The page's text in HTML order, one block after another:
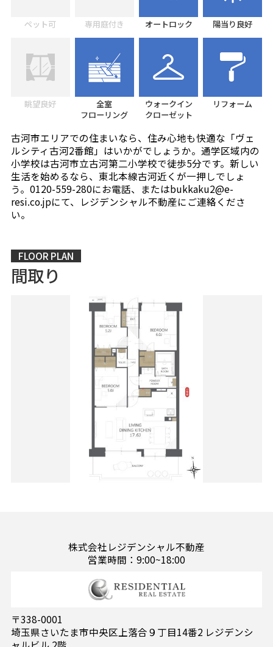
ペット可 専用庭付き オートロック 陽当り良好
眺望良好
全室
フローリング
ウォークイン
クローゼット
リフォーム
古河市エリアでの住まいなら、住み心地も快適な「ヴェ
ルシティ古河2番館」はいかがでしょうか。通学区域内の
小学校は古河市立古河第二小学校で徒歩5分です。新しい
生活を始めるなら、東北本線古河近くが一押しでしょ
う。0120-559-280にお電話、またはbukkaku2@e-
resi.co.jpにて、レジデンシャル不動産にご連絡くださ
い。
FLOOR PLAN
間取り
株式会社レジデンシャル不動産
営業時間：9:00~18:00
〒338-0001
埼玉県さいたま市中央区上落合９丁目14番2 レジデンシ